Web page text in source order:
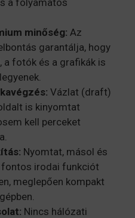
minőség: Az
garantálja, hogy
a fotók és a grafikák is
Vázlat (draft)
is kinyomtat
kell perceket
Nyomtat, másol és
fontos irodai funkciót
meglepően kompakt
Nincs hálózati